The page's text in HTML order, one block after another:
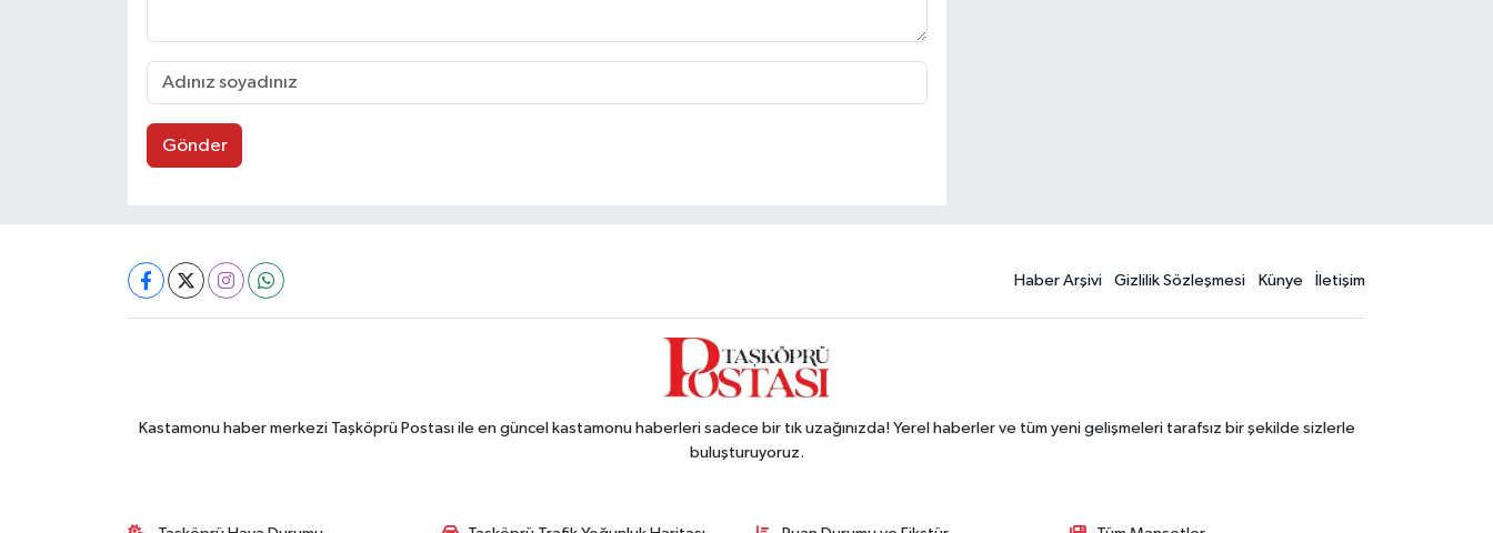
Gönder
Haber Arşivi Gizlilik Sözleşmesi Künye İletişim
Kastamonu haber merkezi Taşköprü Postası ile en güncel kastamonu haberleri sadece bir tık uzağınızda! Yerel haberler ve tüm yeni gelişmeleri tarafsız bir şekilde sizlerle
buluşturuyoruz.